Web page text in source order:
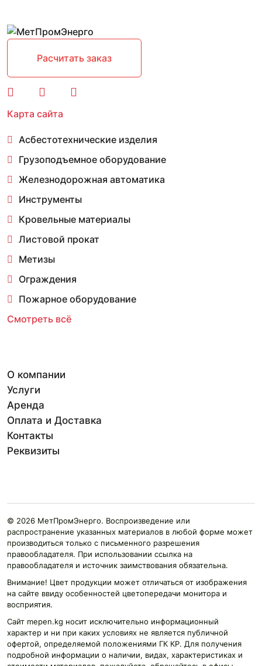
Расчитать заказ
Карта сайта
Асбестотехнические изделия
Грузоподъемное оборудование
Железнодорожная автоматика
Инструменты
Кровельные материалы
Листовой прокат
Метизы
Ограждения
Пожарное оборудование
Смотреть всё
О компании
Услуги
Аренда
Оплата и Доставка
Контакты
Реквизиты
© 2026 МетПромЭнерго. Воспроизведение или
распространение указанных материалов в любой форме может
производиться только с письменного разрешения
правообладателя. При использовании ссылка на
правообладателя и источник заимствования обязательна.
Внимание! Цвет продукции может отличаться от изображения
на сайте ввиду особенностей цветопередачи монитора и
восприятия.
Сайт mepen.kg носит исключительно информационный
характер и ни при каких условиях не является публичной
офертой, определяемой положениями ГК КР. Для получения
подробной информации о наличии, видах, характеристиках и